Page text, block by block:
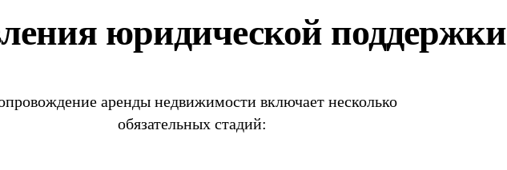
юридической поддержки
аренды недвижимости включает несколько
обязательных стадий: